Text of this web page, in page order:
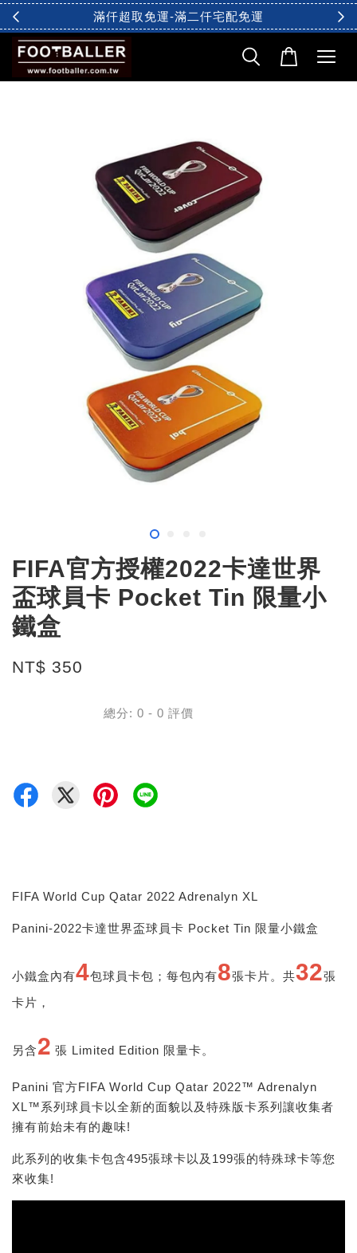
滿仟超取免運-滿二仟宅配免運
FIFA官方授權2022卡達世界
盃球員卡 Pocket Tin 限量小
鐵盒
NT$ 350
總分: 0 - 0 評價
FIFA World Cup Qatar 2022 Adrenalyn XL
Panini-2022卡達世界盃球員卡 Pocket Tin 限量小鐵盒
小鐵盒內有4包球員卡包；每包內有8張卡片。共32張
卡片，
另含2 張 Limited Edition 限量卡。
Panini 官方FIFA World Cup Qatar 2022™ Adrenalyn
XL™系列球員卡以全新的面貌以及特殊版卡系列讓收集者
擁有前始未有的趣味!
此系列的收集卡包含495張球卡以及199張的特殊球卡等您
來收集!